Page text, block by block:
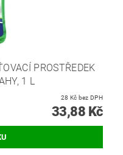
PROSTŘEDEK
1 L
28 Kč bez DPH
33,88 Kč